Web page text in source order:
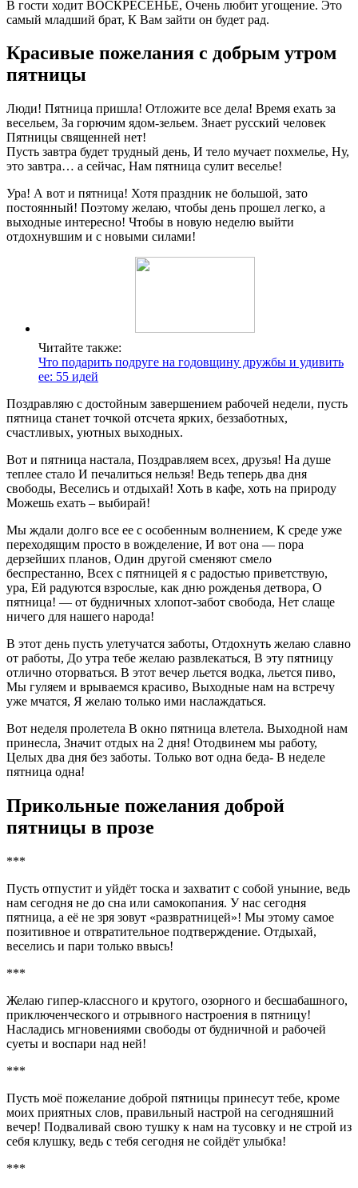
В гости ходит ВОСКРЕСЕНЬЕ, Очень любит угощение. Это
самый младший брат, К Вам зайти он будет рад.
Красивые пожелания с добрым утром
пятницы
Люди! Пятница пришла! Отложите все дела! Время ехать за
весельем, За горючим ядом-зельем. Знает русский человек
Пятницы священней нет!
Пусть завтра будет трудный день, И тело мучает похмелье, Ну,
это завтра… а сейчас, Нам пятница сулит веселье!
Ура! А вот и пятница! Хотя праздник не большой, зато
постоянный! Поэтому желаю, чтобы день прошел легко, а
выходные интересно! Чтобы в новую неделю выйти
отдохнувшим и с новыми силами!
Читайте также:
Что подарить подруге на годовщину дружбы и удивить
ее: 55 идей
Поздравляю с достойным завершением рабочей недели, пусть
пятница станет точкой отсчета ярких, беззаботных,
счастливых, уютных выходных.
Вот и пятница настала, Поздравляем всех, друзья! На душе
теплее стало И печалиться нельзя! Ведь теперь два дня
свободы, Веселись и отдыхай! Хоть в кафе, хоть на природу
Можешь ехать – выбирай!
Мы ждали долго все ее с особенным волнением, К среде уже
переходящим просто в вожделение, И вот она — пора
дерзейших планов, Один другой сменяют смело
беспрестанно, Всех с пятницей я с радостью приветствую,
ура, Ей радуются взрослые, как дню рожденья детвора, О
пятница! — от будничных хлопот-забот свобода, Нет слаще
ничего для нашего народа!
В этот день пусть улетучатся заботы, Отдохнуть желаю славно
от работы, До утра тебе желаю развлекаться, В эту пятницу
отлично оторваться. В этот вечер льется водка, льется пиво,
Мы гуляем и врываемся красиво, Выходные нам на встречу
уже мчатся, Я желаю только ими наслаждаться.
Вот неделя пролетела В окно пятница влетела. Выходной нам
принесла, Значит отдых на 2 дня! Отодвинем мы работу,
Целых два дня без заботы. Только вот одна беда- В неделе
пятница одна!
Прикольные пожелания доброй
пятницы в прозе
***
Пусть отпустит и уйдёт тоска и захватит с собой уныние, ведь
нам сегодня не до сна или самокопания. У нас сегодня
пятница, а её не зря зовут «развратницей»! Мы этому самое
позитивное и отвратительное подтверждение. Отдыхай,
веселись и пари только ввысь!
***
Желаю гипер-классного и крутого, озорного и бесшабашного,
приключенческого и отрывного настроения в пятницу!
Насладись мгновениями свободы от будничной и рабочей
суеты и воспари над ней!
***
Пусть моё пожелание доброй пятницы принесут тебе, кроме
моих приятных слов, правильный настрой на сегодняшний
вечер! Подваливай свою тушку к нам на тусовку и не строй из
себя клушку, ведь с тебя сегодня не сойдёт улыбка!
***